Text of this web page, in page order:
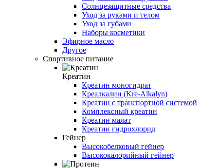
Солнцезащитные средства
Уход за руками и телом
Уход за губами
Наборы косметики
Эфирное масло
Другое
Спортивное питание
Креатин
Креатин моногидрат
Креалкалин (Kre-Alkalyn)
Креатин с транспортной системой
Комплексный креатин
Креатин малат
Креатин гидрохлорид
Гейнер
Высокобелковый гейнер
Высококалорийный гейнер